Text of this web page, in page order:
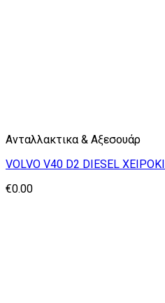
Ανταλλακτικα & Αξεσουάρ
VOLVO V40 D2 DIESEL
€0.00